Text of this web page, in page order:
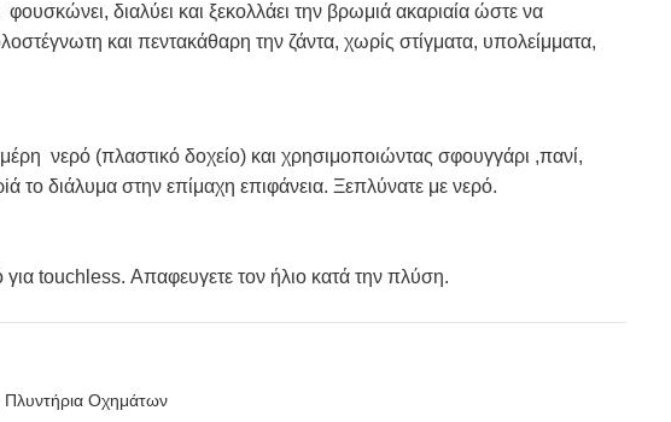
διαλύει και ξεκολλάει την βρωμιά ακαριαία ώστε να
και πεντακάθαρη την ζάντα, χωρίς στίγματα, υπολείμματα,
νερό (πλαστικό δοχείο) και χρησιμοποιώντας σφουγγάρι ,πανί,
το διάλυμα στην επίμαχη επιφάνεια. Ξεπλύνατε με νερό.
touchless. Απαφευγετε τον ήλιο κατά την πλύση.
Πλυντήρια Οχημάτων